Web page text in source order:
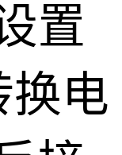
置
换电